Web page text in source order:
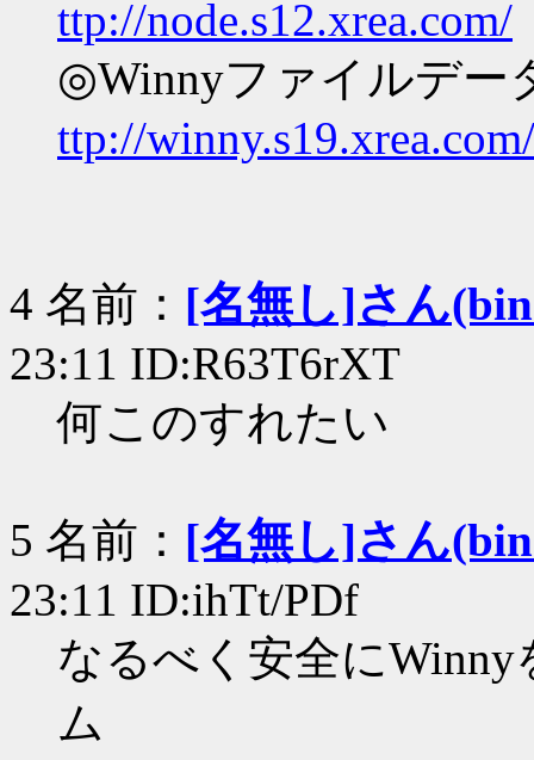
ttp://node.s12.xrea.com/
◎Winnyファイルデー
ttp://winny.s19.xrea.com/
4 名前： [名無し]さん
23:11 ID:R63T6rXT
何このすれたい
5 名前： [名無し]さん
23:11 ID:ihTt/PDf
なるべく安全に
ム